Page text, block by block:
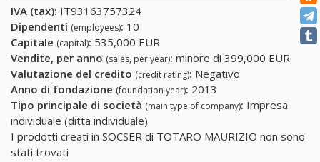
IVA (tax): IT93163757324
Dipendenti (employees): 10
Capitale (capital): 535,000 EUR
Vendite, per anno (sales, per year): minore di 399,000 EUR
Valutazione del credito (credit rating): Negativo
Anno di fondazione (foundation year): 2013
Tipo principale di società (main type of company): Impresa
individuale (ditta individuale)
I prodotti creati in SOCSER di TOTARO MAURIZIO non sono
stati trovati